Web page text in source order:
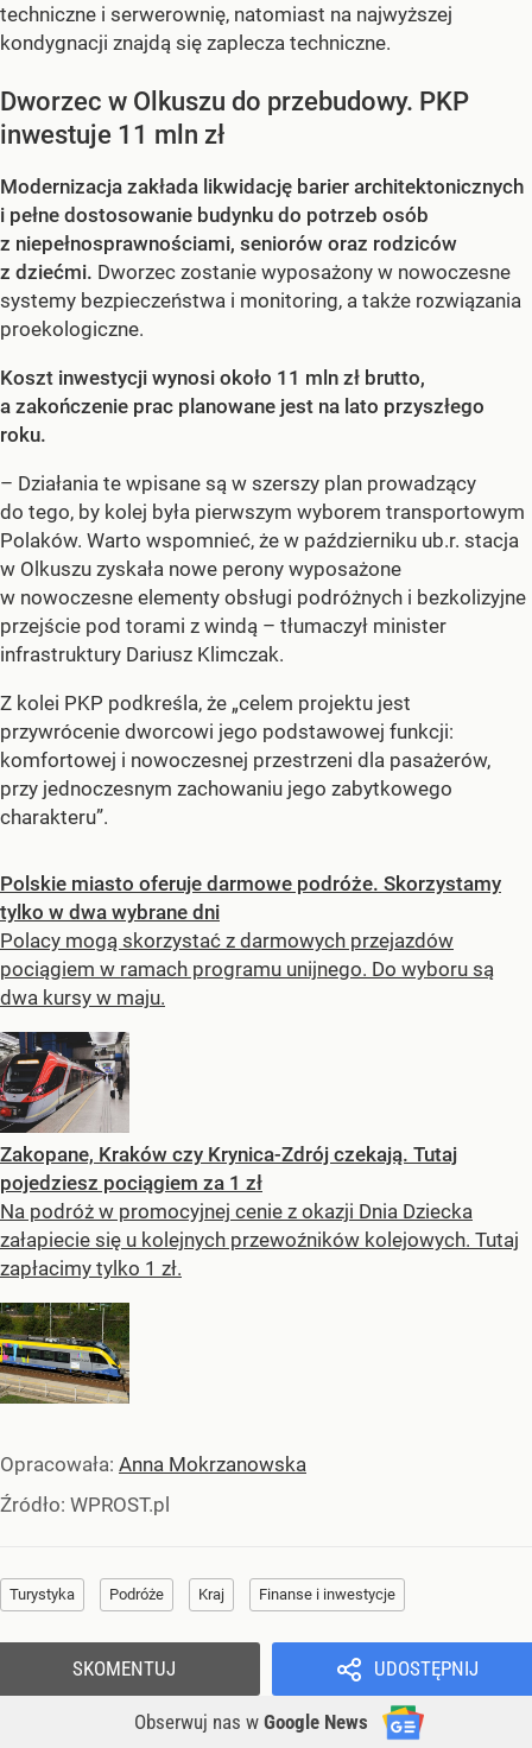
techniczne i serwerownię, natomiast na najwyższej
kondygnacji znajdą się zaplecza techniczne.
Dworzec w Olkuszu do przebudowy. PKP
inwestuje 11 mln zł
Modernizacja zakłada likwidację barier architektonicznych
i pełne dostosowanie budynku do potrzeb osób
z niepełnosprawnościami, seniorów oraz rodziców
z dziećmi. Dworzec zostanie wyposażony w nowoczesne
systemy bezpieczeństwa i monitoring, a także rozwiązania
proekologiczne.
Koszt inwestycji wynosi około 11 mln zł brutto,
a zakończenie prac planowane jest na lato przyszłego
roku.
– Działania te wpisane są w szerszy plan prowadzący
do tego, by kolej była pierwszym wyborem transportowym
Polaków. Warto wspomnieć, że w październiku ub.r. stacja
w Olkuszu zyskała nowe perony wyposażone
w nowoczesne elementy obsługi podróżnych i bezkolizyjne
przejście pod torami z windą – tłumaczył minister
infrastruktury Dariusz Klimczak.
Z kolei PKP podkreśla, że „celem projektu jest
przywrócenie dworcowi jego podstawowej funkcji:
komfortowej i nowoczesnej przestrzeni dla pasażerów,
przy jednoczesnym zachowaniu jego zabytkowego
charakteru”.
Polskie miasto oferuje darmowe podróże. Skorzystamy
tylko w dwa wybrane dni
Polacy mogą skorzystać z darmowych przejazdów
pociągiem w ramach programu unijnego. Do wyboru są
dwa kursy w maju.
Zakopane, Kraków czy Krynica-Zdrój czekają. Tutaj
pojedziesz pociągiem za 1 zł
Na podróż w promocyjnej cenie z okazji Dnia Dziecka
załapiecie się u kolejnych przewoźników kolejowych. Tutaj
zapłacimy tylko 1 zł.
Opracowała: Anna Mokrzanowska
Źródło: WPROST.pl
Turystyka Podróże Kraj Finanse i inwestycje
UDOSTĘPNIJ
Obserwuj nas w Google News
SKOMENTUJ